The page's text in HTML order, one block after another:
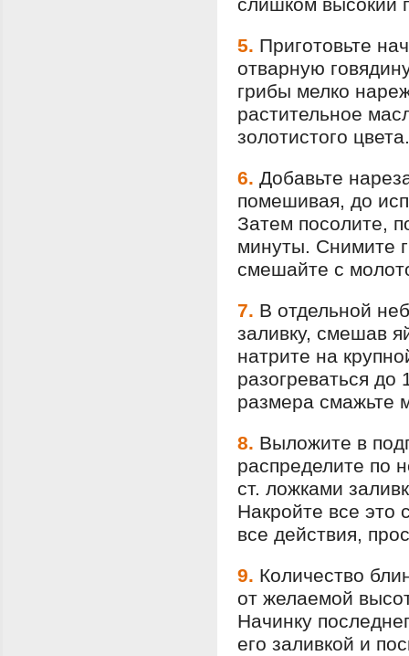
слишком высокий
5. Приготовьте
отварную
грибы мелко
растительное
золотистого цвета.
6. Добавьте
помешивая, до
Затем посолите,
минуты. Снимите
смешайте с
7. В отдельной
заливку, смешав
натрите на
разогреваться
размера смажьте
8. Выложите в
распределите по
ст. ложками
Накройте все это
все действия,
9. Количество
от желаемой
Начинку
его заливкой и